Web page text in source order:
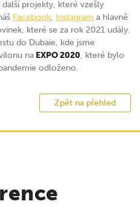
další projekty, které vzešly
Facebook, Instagram a hlavně
které se za rok 2021 udály.
do Dubaie, kde jsme
na EXPO 2020, které bylo
odloženo.
Zpět na přehled